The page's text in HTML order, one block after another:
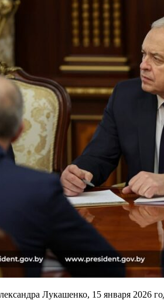
Лукашенко, 15 января 2026